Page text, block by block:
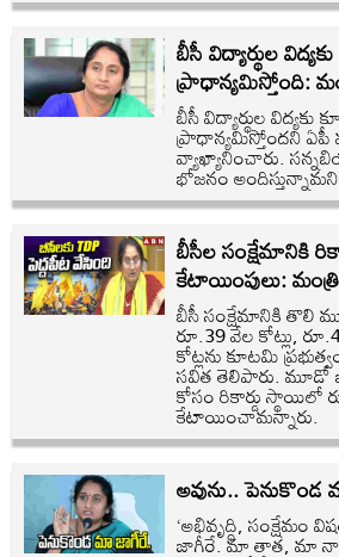
బీసీ విద్యార్థుల
ప్రాధాన్యమిస్తోంది:
బీసీ విద్యార్థుల విద్యకు
ప్రాధాన్యమిస్తోందని ఏపీ
వ్యాఖ్యానించారు.
భోజనం
బీసీల సంక్షేమానికి
కేటాయింపులు:
బీసీ సంక్షేమానికి తొలి
రూ.39 వేల కోట్లు,
కోట్లను కూటమి
సవిత తెలిపారు. మూడో
కోసం రికార్డు స్థాయిలో
కేటాయించామన్నారు.
అవును..
‘అభివృద్ధి,
జాగీరే. మా తాత, మా